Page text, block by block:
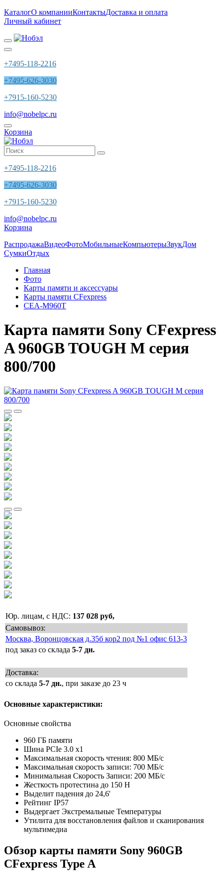
КаталогО компанииКонтактыДоставка и оплата
Личный кабинет
+7495-118-2216
+7495-626-3030
+7915-160-5230
info@nobelpc.ru
Корзина
+7495-118-2216
+7495-626-3030
+7915-160-5230
info@nobelpc.ru
Корзина
РаспродажаВидеоФотоМобильныеКомпьютерыЗвукДом
СумкиОтдых
Главная
Фото
Карты памяти и аксессуары
Карты памяти CFexpress
CEA-M960T
Карта памяти Sony CFexpress
A 960GB TOUGH M серия
800/700
Юр. лицам, с НДС: 137 028 руб,
Самовывоз:
Москва, Воронцовская д.35б кор2 под №1 офис 613-3
под заказ со склада 5-7 дн.
Доставка:
со склада 5-7 дн., при заказе до 23 ч
Основные характеристики:
Основные свойства
960 ГБ памяти
Шина PCIe 3.0 x1
Максимальная скорость чтения: 800 МБ/с
Максимальная скорость записи: 700 МБ/с
Минимальная Скорость Записи: 200 МБ/с
Жесткость протестина до 150 Н
Выделит падения до 24,6'
Рейтинг IP57
Выдергает Экстремальные Температуры
Утилита для восстановления файлов и сканирования
мультимедиа
Обзор карты памяти Sony 960GB
CFexpress Type A